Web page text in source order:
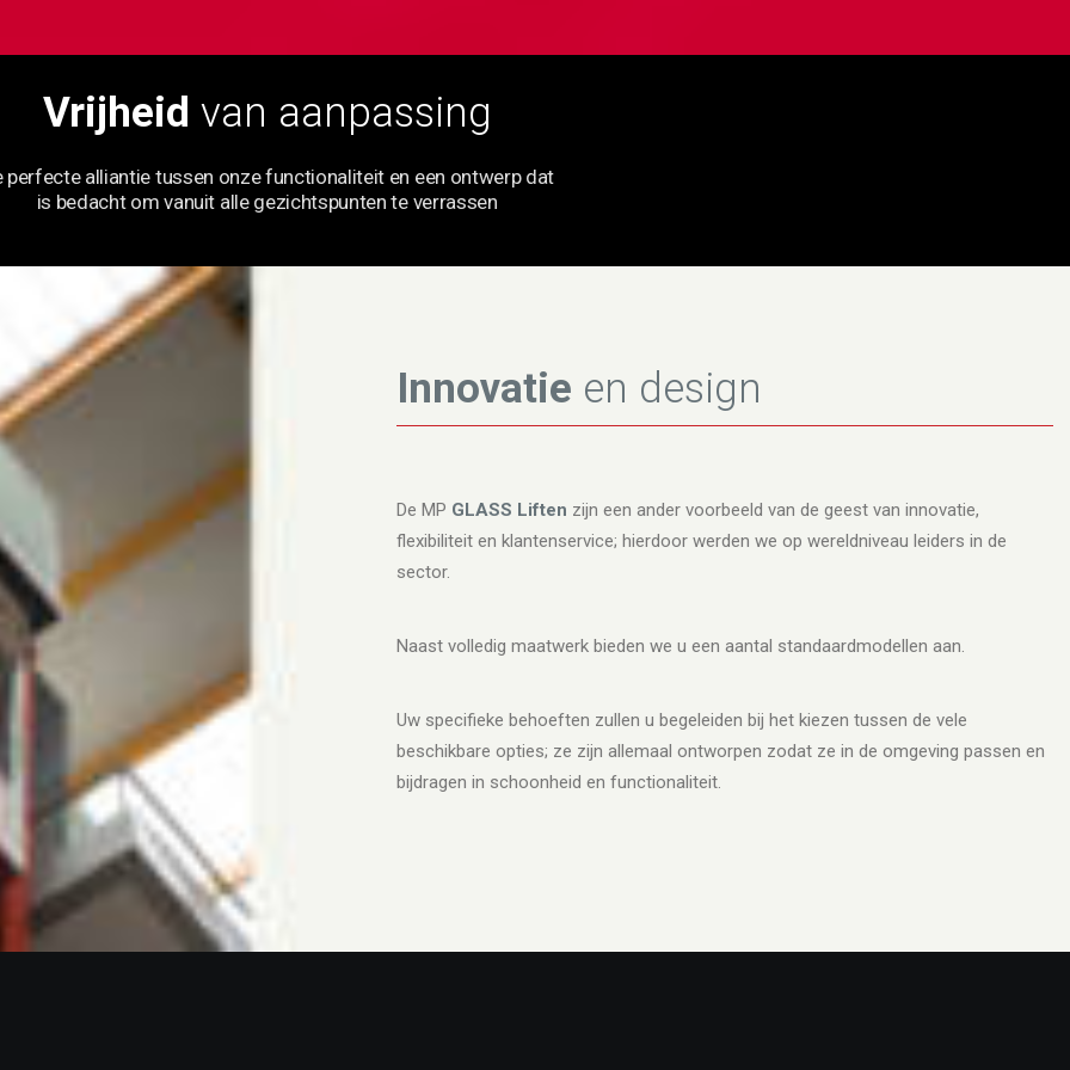
Vrijheid van aanpassing
perfecte alliantie tussen onzefunctionaliteit en een ontwerp dat
is bedacht om vanuit alle gezichtspunten te verrassen
Innovatie en design
De MP GLASS Liften zijn een ander voorbeeld van de geest van innovatie,
flexibiliteit en klantenservice; hierdoor werden we op wereldniveau leiders in de
sector.
Naast volledig maatwerk bieden we u een aantal standaardmodellen aan.
Uw specifieke behoeften zullen u begeleiden bij het kiezen tussen de vele
beschikbare opties; ze zijn allemaal ontworpen zodat ze in de omgeving passen en
bijdragen in schoonheid en functionaliteit.